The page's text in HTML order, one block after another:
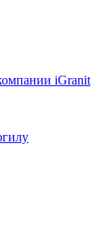
iGranit